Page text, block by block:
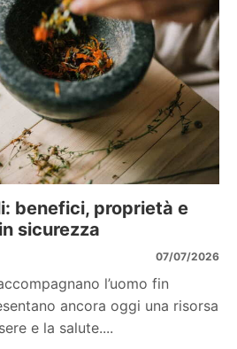
benefici, proprietà e
sicurezza
07/07/2026
l’uomo fin
ancora oggi una risorsa
e la salute....